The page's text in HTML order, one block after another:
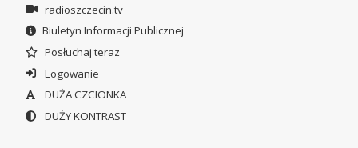
radioszczecin.tv
Biuletyn Informacji Publicznej
Posłuchaj teraz
Logowanie
DUŻA CZCIONKA
DUŻY KONTRAST